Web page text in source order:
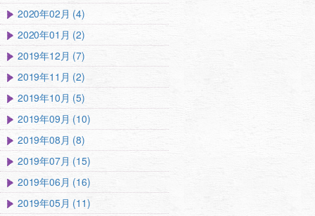
2020年02月 (4)
2020年01月 (2)
2019年12月 (7)
2019年11月 (2)
2019年10月 (5)
2019年09月 (10)
2019年08月 (8)
2019年07月 (15)
2019年06月 (16)
2019年05月 (11)